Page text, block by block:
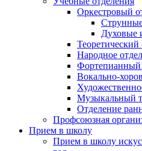
Оркестровый
Духовые
Теоретический
Народное
Фортепианный
Вокально-
Музыкальный
Отделение
Профсоюзная
Прием в школу
Прием в школу